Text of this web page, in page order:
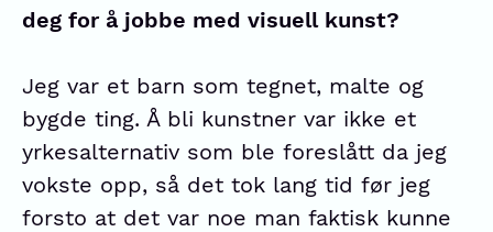
deg for å jobbe med visuell kunst?
Jeg var et barn som tegnet, malte og
bygde ting. Å bli kunstner var ikke et
yrkesalternativ som ble foreslått da jeg
vokste opp, så det tok lang tid før jeg
forsto at det var noe man faktisk kunne